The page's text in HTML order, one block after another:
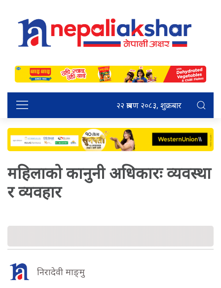
२२ श्रावण २०८३, शुक्रबार
महिलाको कानुनी अधिकारः व्यवस्था
र व्यवहार
निरादेवी माङ्‍मु